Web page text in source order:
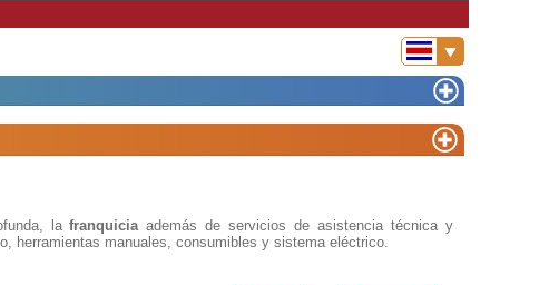
lafranquiciaademás de servicios de asistencia técnica y
herramientas manuales, consumibles y sistema eléctrico.